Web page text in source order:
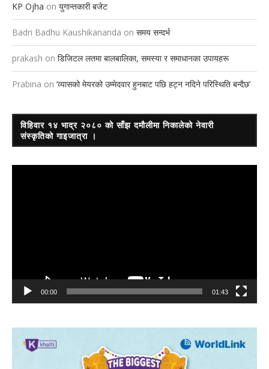
KP Ojha on युगान्तकारी बजेट
Badri Badhu Kaushikananda on समय सन्दर्भ
prakash on डिजिटल लतमा बालबालिका, समस्या र समाधानका उपायहरू
Prabina on ‘व्यासको मेयरको उम्मेदवार हुनबाट पछि हट्न नदिने परिस्थिति बन्दैछ’
विहिवार १४ भाद्र २०८० को साँझ दमौलीमा निकालेको नेवारी
संस्कृतिको गाइजात्रा ।
00:00 01:43